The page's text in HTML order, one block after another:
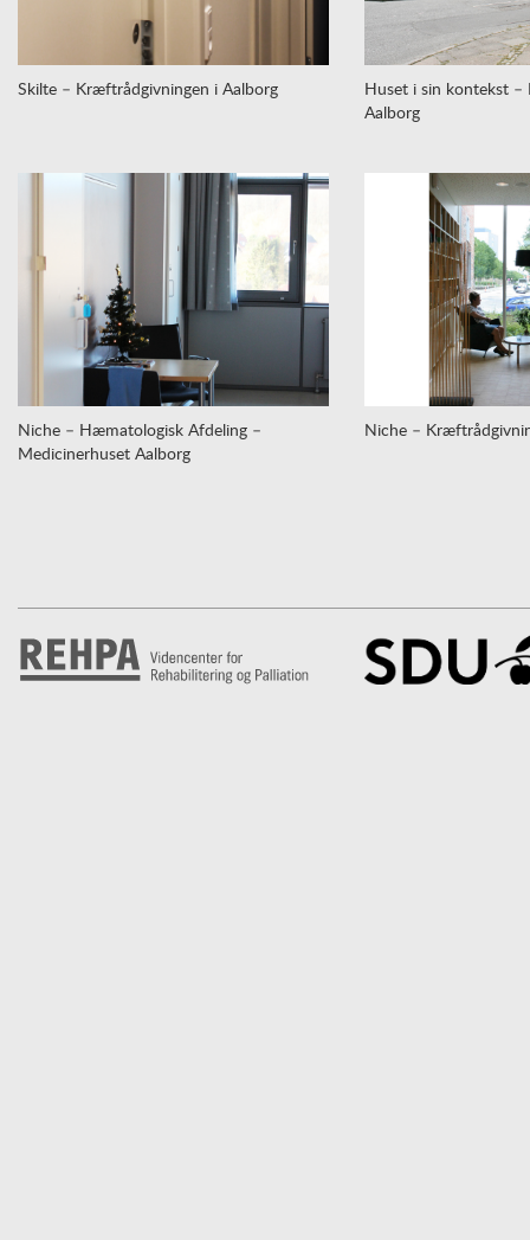
Skilte – Kræftrådgivningen i Aalborg
Huset i sin kontekst
Aalborg
Niche – Hæmatologisk Afdeling –
Medicinerhuset Aalborg
Niche –